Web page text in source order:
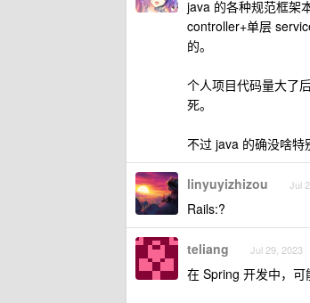
java 的各种规范框架
controller+单层
的。
个人项目代码量大了
死。
不过 java 的确没啥特
linyuyizhizou Jul
Rails:?
teliang Jul 29, 2023
在 Spring 开发中，可